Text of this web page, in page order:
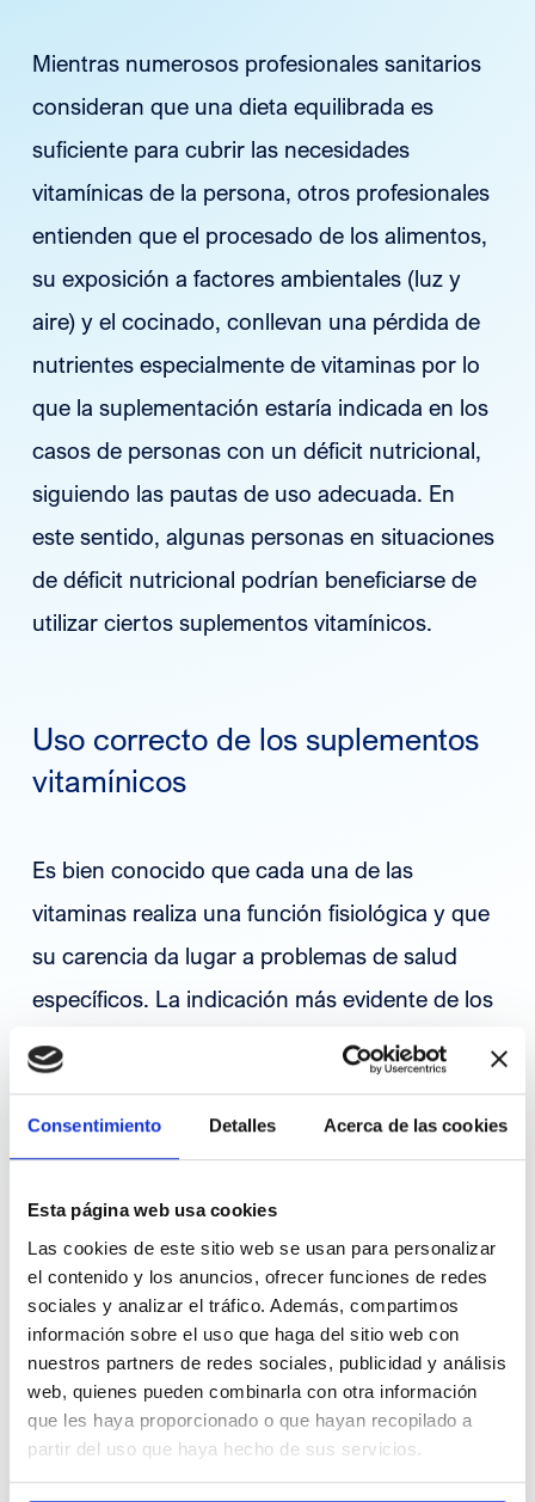
Consentimiento Detalles Acerca de las cookies
Esta página web usa cookies
Las cookies de este sitio web se usan para personalizar
el contenido y los anuncios, ofrecer funciones de redes
sociales y analizar el tráfico. Además, compartimos
información sobre el uso que haga del sitio web con
nuestros partners de redes sociales, publicidad y análisis
web, quienes pueden combinarla con otra información
que les haya proporcionado o que hayan recopilado a
partir del uso que haya hecho de sus servicios.
Mientras numerosos profesionales sanitarios
consideran que una dieta equilibrada es
suficiente para cubrir las necesidades
vitamínicas de la persona, otros profesionales
entienden que el procesado de los alimentos,
su exposición a factores ambientales (luz y
aire) y el cocinado, conllevan una pérdida de
nutrientes especialmente de vitaminas por lo
que la suplementación estaría indicada en los
casos de personas con un déficit nutricional,
siguiendo las pautas de uso adecuada. En
este sentido, algunas personas en situaciones
de déficit nutricional podrían beneficiarse de
utilizar ciertos suplementos vitamínicos.
Uso correcto de los suplementos
vitamínicos
Es bien conocido que cada una de las
vitaminas realiza una función fisiológica y que
su carencia da lugar a problemas de salud
específicos. La indicación más evidente de los
suplementos vitamínicos son los estados
carenciales; sin embargo, es cada vez más
habitual que se soliciten para prevenir o tratar
contribuye el hecho de que muchos usuarios
tienen una percepción excesivamente positiva
de las vitaminas y tienden a aceptar cualquier
mensaje que relacione su consumo con la
protección de la salud. Esto se ve favorecido
por su carácter de nutrientes esenciales y por